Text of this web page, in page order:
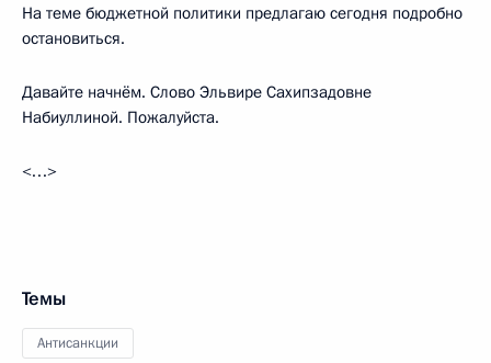
На теме бюджетной политики предлагаю сегодня подробно
остановиться.
Давайте начнём. Слово Эльвире Сахипзадовне
Набиуллиной. Пожалуйста.
<…>
Темы
Антисанкции